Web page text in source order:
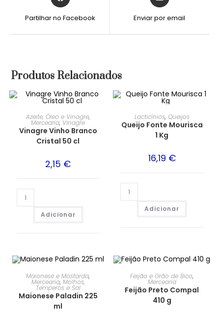
Partilhar no Facebook Enviar por email
Produtos Relacionados
Azeite, Óleo e Vinagre,
Mercearia, Vinagre
Vinagre Vinho Branco
Cristal 50 cl
2,15 €
Adicionar
Lacticínios, Queijos
Queijo Fonte Mourisca
1 Kg
16,19 €
Adicionar
Maionese e Mostarda,
Mercearia, Molhos,
Temperos e Sal
Maionese Paladin 225
ml
Feijão e Grão de Bico,
Mercearia
Feijão Preto Compal
410 g